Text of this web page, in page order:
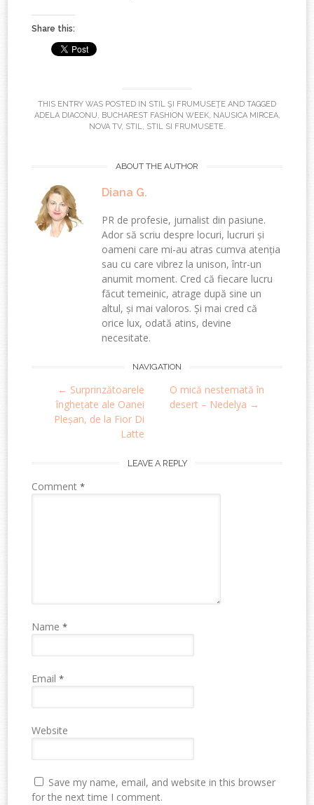
Share this:
THIS ENTRY WAS POSTED IN STIL ŞI FRUMUSEŢE AND TAGGED
ADELA DIACONU, BUCHAREST FASHION WEEK, NAUSICA MIRCEA,
NOVA TV, STIL, STIL SI FRUMUSETE.
ABOUT THE AUTHOR
Diana G.
PR de profesie, jurnalist din pasiune.
Ador să scriu despre locuri, lucruri și
oameni care mi-au atras cumva atenția
sau cu care vibrez la unison, într-un
anumit moment. Cred că fiecare lucru
făcut temeinic, atrage după sine un
altul, și mai valoros. Și mai cred că
orice lux, odată atins, devine
necesitate.
navigation
NAVIGATION
← Surprinzătoarele
înghețate ale Oanei
Pleșan, de la Fior Di
Latte
O mică nestemată în
desert – Nedelya →
LEAVE A REPLY
Comment*
Name*
Email*
Website
Save my name, email, and website in this browser
for the next time I comment.